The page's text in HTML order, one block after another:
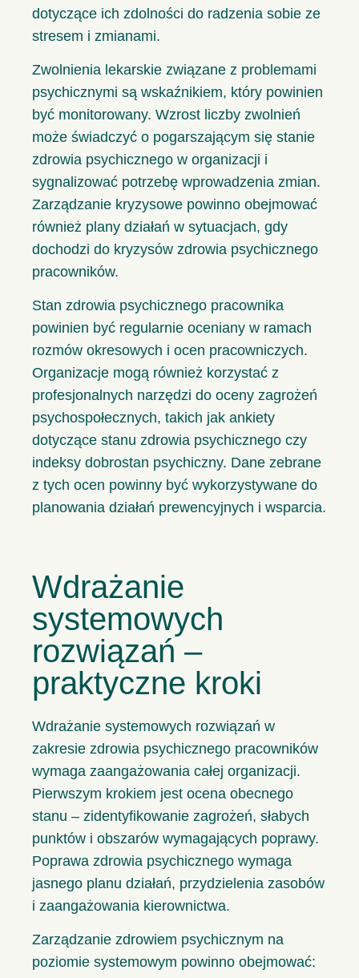
dotyczące ich zdolności do radzenia sobie ze
stresem i zmianami.
Zwolnienia lekarskie związane z problemami
psychicznymi są wskaźnikiem, który powinien
być monitorowany. Wzrost liczby zwolnień
może świadczyć o pogarszającym się stanie
zdrowia psychicznego w organizacji i
sygnalizować potrzebę wprowadzenia zmian.
Zarządzanie kryzysowe powinno obejmować
również plany działań w sytuacjach, gdy
dochodzi do kryzysów zdrowia psychicznego
pracowników.
Stan zdrowia psychicznego pracownika
powinien być regularnie oceniany w ramach
rozmów okresowych i ocen pracowniczych.
Organizacje mogą również korzystać z
profesjonalnych narzędzi do oceny zagrożeń
psychospołecznych, takich jak ankiety
dotyczące stanu zdrowia psychicznego czy
indeksy dobrostan psychiczny. Dane zebrane
z tych ocen powinny być wykorzystywane do
planowania działań prewencyjnych i wsparcia.
Wdrażanie
systemowych
rozwiązań –
praktyczne kroki
Wdrażanie systemowych rozwiązań w
zakresie zdrowia psychicznego pracowników
wymaga zaangażowania całej organizacji.
Pierwszym krokiem jest ocena obecnego
stanu – zidentyfikowanie zagrożeń, słabych
punktów i obszarów wymagających poprawy.
Poprawa zdrowia psychicznego wymaga
jasnego planu działań, przydzielenia zasobów
i zaangażowania kierownictwa.
Zarządzanie zdrowiem psychicznym na
poziomie systemowym powinno obejmować: